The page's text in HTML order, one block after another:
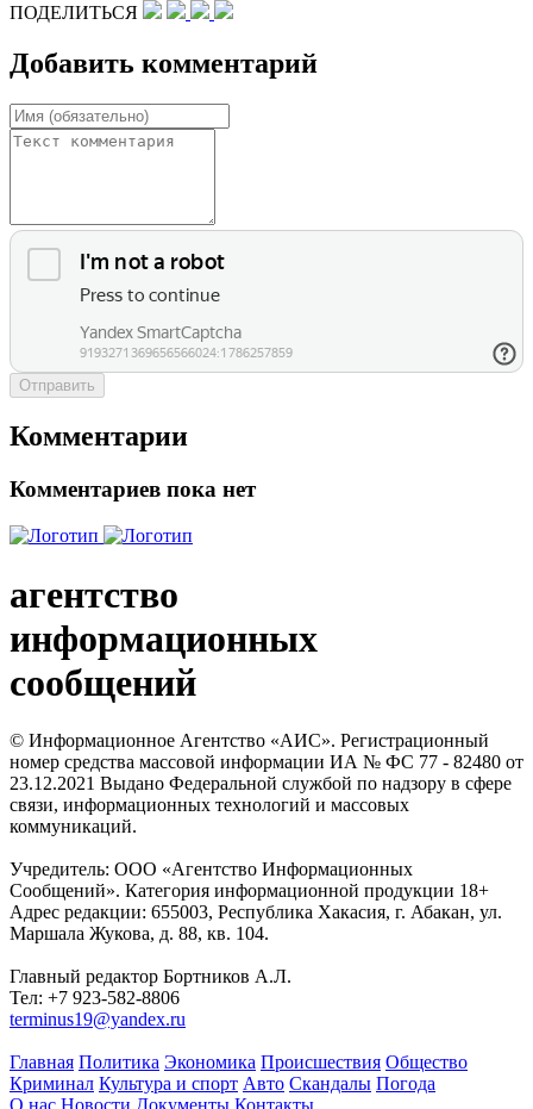
ПОДЕЛИТЬСЯ
Добавить комментарий
Отправить
Комментарии
Комментариев пока нет
агентство
информационных
сообщений
© Информационное Агентство «АИС». Регистрационный
номер средства массовой информации ИА № ФС 77 - 82480 от
23.12.2021 Выдано Федеральной службой по надзору в сфере
связи, информационных технологий и массовых
коммуникаций.
Учредитель: ООО «Агентство Информационных
Сообщений». Категория информационной продукции 18+
Адрес редакции: 655003, Республика Хакасия, г. Абакан, ул.
Маршала Жукова, д. 88, кв. 104.
Главный редактор Бортников А.Л.
Тел: +7 923-582-8806
terminus19@yandex.ru
Главная Политика Экономика Происшествия Общество
Криминал Культура и спорт Авто Скандалы Погода
О нас Новости Документы Контакты